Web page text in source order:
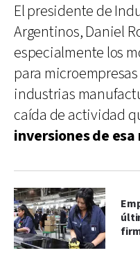
El presidente de
Argentinos, Daniel
especialmente los
para
industrias
caída de actividad
inversiones de